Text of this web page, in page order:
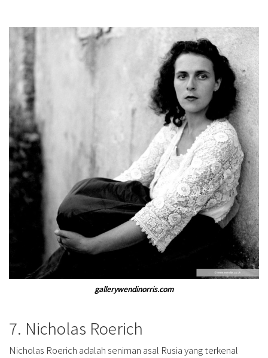
gallerywendinorris.com
7. Nicholas Roerich
Nicholas Roerich adalah seniman asal Rusia yang terkenal